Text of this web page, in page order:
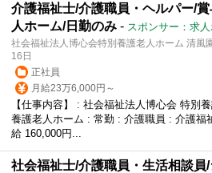
介護福祉士/介護職員・ヘルパー/
人ホーム/日勤のみ - スポンサー：求
社会福祉法人博心会特別養護老人ホーム 清風
16日
正社員
月給23万6,000円～
【仕事内容】 : 社会福祉法人博心会 特別
養護老人ホーム : 常勤 : 介護職員 : 介護福
給 160,000円...
社会福祉士/介護職員・生活相談員